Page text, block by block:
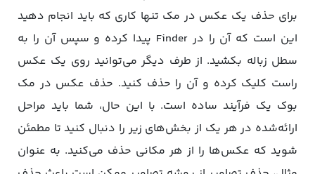
برای حذف یک عکس در مک تنها کاری که باید انجام دهید
این است که آن را در Finder پیدا کرده و سپس آن را به
سطل زباله بکشید. از طرف دیگر می‌توانید روی یک عکس
راست کلیک کرده و آن را حذف کنید. حذف عکس در مک
بوک یک فرآیند ساده است. با این حال‌، شما باید مراحل
ارائه‌شده در هر یک از بخش‌های زیر را دنبال کنید تا مطمئن
شوید که عکس‌ها را از هر مکانی حذف می‌کنید. به عنوان